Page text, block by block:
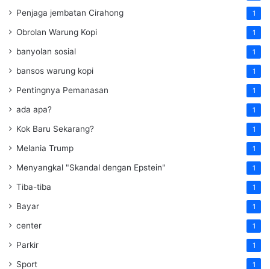
Penjaga jembatan Cirahong 1
Obrolan Warung Kopi 1
banyolan sosial 1
bansos warung kopi 1
Pentingnya Pemanasan 1
ada apa? 1
Kok Baru Sekarang? 1
Melania Trump 1
Menyangkal "Skandal dengan Epstein" 1
Tiba-tiba 1
Bayar 1
center 1
Parkir 1
Sport 1